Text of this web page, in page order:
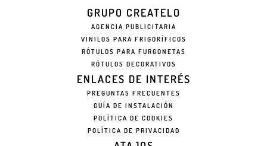
GRUPO CREATELO
AGENCIA PUBLICITARIA
VINILOS PARA FRIGORÍFICOS
RÓTULOS PARA FURGONETAS
RÓTULOS DECORATIVOS
ENLACES DE INTERÉS
PREGUNTAS FRECUENTES
GUÍA DE INSTALACIÓN
POLÍTICA DE COOKIES
POLÍTICA DE PRIVACIDAD